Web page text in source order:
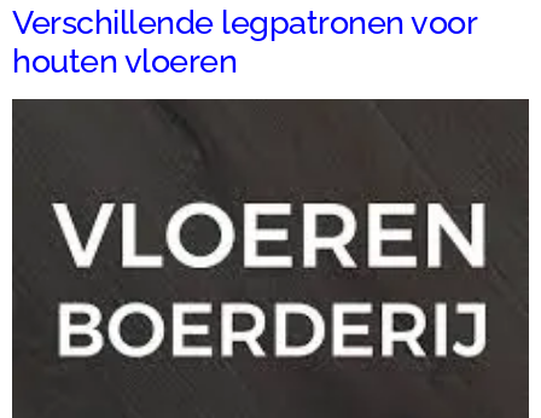
Verschillende legpatronen voor
houten vloeren